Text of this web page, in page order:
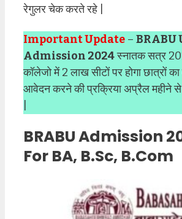
रेगुलर चेक करते रहे |
Important Update – BRABU
Admission 2024स्नातक सत्र
कॉलेजो में 2 लाख सीटों पर होगा छात्रों
आवेदन करने की प्रक्रिया अप्रैल महीने
BRABU Admission
For BA, B.Sc, B.Com